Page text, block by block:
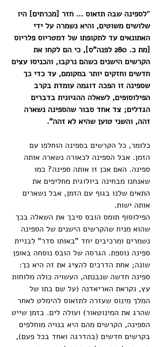
"לספינה שבה תזאוס … חזר [מכרתים] היו
שלושים משוטים, והיא נשמרה על ידי
האתונאים עד לתקופתו של דמטריוס פלריוס
[מת כ. 280 לפנה"ס], כי הם לקחו את
הקרשים הישנים כשהם נרקבו, והכניסו עצים
חדשים וחזקים יותר במקומם, עד כדי כך
שספינה זו הפכה דוגמה עומדת בקרב
הפילוסופים, לשאלה ההגיונית בדברים
הגדלים; צד אחד סבור שהספינה נשארה
זהה, והשני טוען שהיא לא זהה".
כלומר, כל הקרשים בספינה הוחלפו עם
הזמן. אבל הספינה לכאורה נשארה אותה
ספינה. האם אכן זו אותה ספינה? כמו
שאנחנו מבחינה ביולוגית מחליפים את
התאים שלנו בגוף עם הזמן, אבל נשארים
אותה ישות.
הפילוסוף תומס הובס סיבך את השאלה בכך
שהוא מניח שהקרשים הישנים של הספינה
נשמרים ומרכיבים יחד "באותו סדר" לבניית
ספינה נוספת. הגרסה של הובס נוסחה באופן
שונה; אחת הדרכים להציג את זה היא כך:
ספינה חדשה שנבנתה, העשויה כולה מלוחות
עץ, נקראת האריאדנה (על שם בתו של
המלך מינוס שעזרה לתזאוס להימלט לאחר
שהרג את המינוטאור) ועולה לים. בזמן שייט
הספינה, הקרשים מהם היא בנויה מוחלפים
בקרשים חדשים (בהדרגה ואחד בכל פעם),